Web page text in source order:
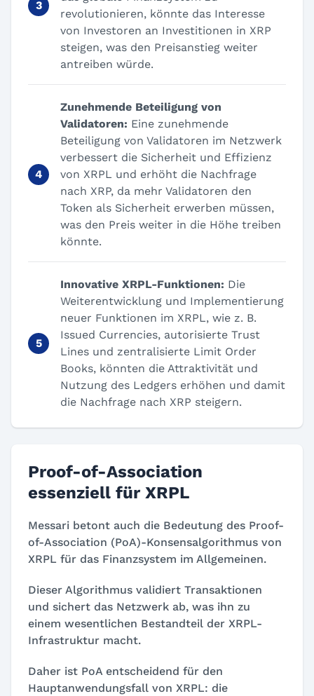
revolutionieren, könnte das Interesse
von Investoren an Investitionen in XRP
steigen, was den Preisanstieg weiter
antreiben würde.
Zunehmende Beteiligung von
Validatoren: Eine zunehmende
Beteiligung von Validatoren im Netzwerk
verbessert die Sicherheit und Effizienz
von XRPL und erhöht die Nachfrage
nach XRP, da mehr Validatoren den
Token als Sicherheit erwerben müssen,
was den Preis weiter in die Höhe treiben
könnte.
Innovative XRPL-Funktionen: Die
Weiterentwicklung und Implementierung
neuer Funktionen im XRPL, wie z. B.
Issued Currencies, autorisierte Trust
Lines und zentralisierte Limit Order
Books, könnten die Attraktivität und
Nutzung des Ledgers erhöhen und damit
die Nachfrage nach XRP steigern.
Proof-of-Association
essenziell für XRPL
Messari betont auch die Bedeutung des Proof-
of-Association (PoA)-Konsensalgorithmus von
XRPL für das Finanzsystem im Allgemeinen.
Dieser Algorithmus validiert Transaktionen
und sichert das Netzwerk ab, was ihn zu
einem wesentlichen Bestandteil der XRPL-
Infrastruktur macht.
Daher ist PoA entscheidend für den
Hauptanwendungsfall von XRPL: die